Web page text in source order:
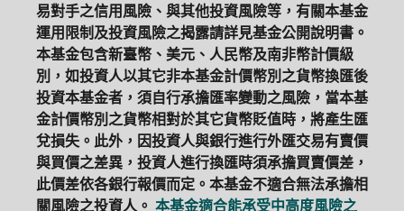
易對手之信用風險、與其他投資風險等，有關本基金
運用限制及投資風險之揭露請詳見基金公開說明書。
本基金包含新臺幣、美元、人民幣及南非幣計價級
別，如投資人以其它非本基金計價幣別之貨幣換匯後
投資本基金者，須自行承擔匯率變動之風險，當本基
金計價幣別之貨幣相對於其它貨幣貶值時，將產生匯
兌損失。此外，因投資人與銀行進行外匯交易有賣價
與買價之差異，投資人進行換匯時須承擔買賣價差，
此價差依各銀行報價而定。本基金不適合無法承擔相
關風險之投資人。 本基金適合能承受中高度風險之